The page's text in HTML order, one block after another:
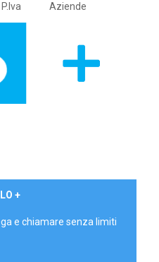
P.Iva Aziende
+
e chiamare senza limiti